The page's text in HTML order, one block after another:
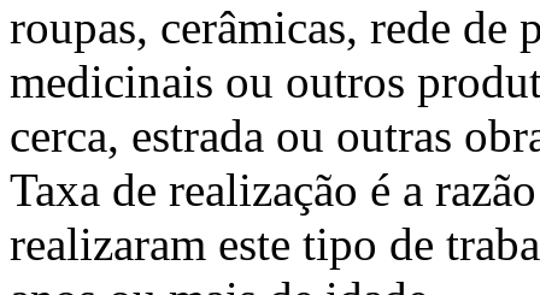
roupas, cerâmicas, rede de
medicinais ou outros
cerca, estrada ou outras
Taxa de realização é a
realizaram este tipo de